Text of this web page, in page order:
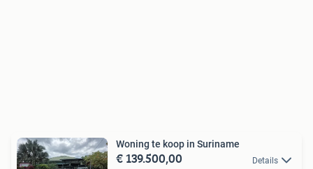
Woning te koop in Suriname
€ 139.500,00 Details